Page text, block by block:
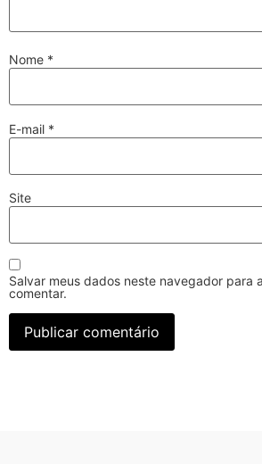
Nome *
E-mail *
Site
Salvar meus dados neste navegador para
comentar.